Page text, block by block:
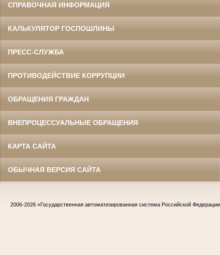
СПРАВОЧНАЯ ИНФОРМАЦИЯ
КАЛЬКУЛЯТОР ГОСПОШЛИНЫ
ПРЕСС-СЛУЖБА
ПРОТИВОДЕЙСТВИЕ КОРРУПЦИИ
ОБРАЩЕНИЯ ГРАЖДАН
ВНЕПРОЦЕССУАЛЬНЫЕ ОБРАЩЕНИЯ
КАРТА САЙТА
ОБЫЧНАЯ ВЕРСИЯ САЙТА
2006-2026 «Государственная автоматизированная система Российской